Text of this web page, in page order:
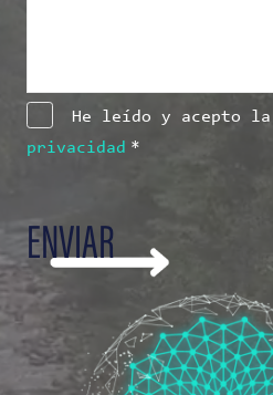
Consentimiento *
He leído y acepto la
privacidad *